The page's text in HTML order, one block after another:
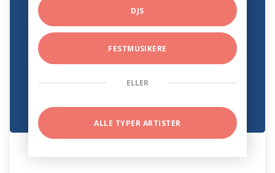
DJS
FESTMUSIKERE
ELLER
ALLE TYPER ARTISTER